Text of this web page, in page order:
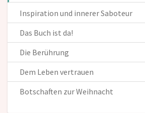
Inspiration und innerer Saboteur
Das Buch ist da!
Die Berührung
Dem Leben vertrauen
Botschaften zur Weihnacht